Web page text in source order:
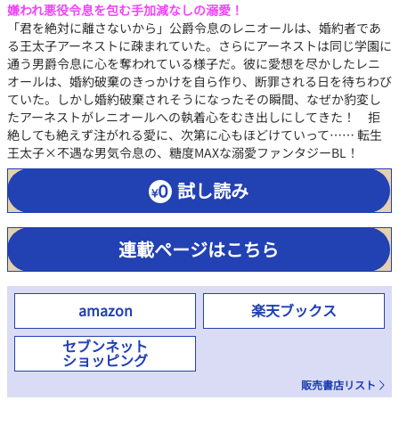
嫌われ悪役令息を包む手加減なしの溺愛！
「君を絶対に離さないから」公爵令息のレニオールは、婚約者であ
る王太子アーネストに疎まれていた。さらにアーネストは同じ学園に
通う男爵令息に心を奪われている様子だ。彼に愛想を尽かしたレニ
オールは、婚約破棄のきっかけを自ら作り、断罪される日を待ちわび
ていた。しかし婚約破棄されそうになったその瞬間、なぜか豹変し
たアーネストがレニオールへの執着心をむき出しにしてきた！ 拒
絶しても絶えず注がれる愛に、次第に心もほどけていって…… 転生
王太子×不遇な男気令息の、糖度MAXな溺愛ファンタジーBL！
試し読み
連載ページはこちら
amazon
楽天ブックス
セブンネット
ショッピング
販売書店リスト